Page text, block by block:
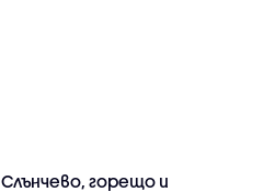
Слънчево, горещо и